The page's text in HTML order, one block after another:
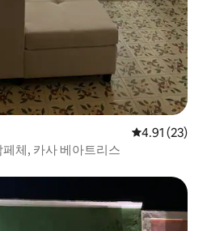
평점 4.91점
4.91 (23)
체, 카사 베아트리스